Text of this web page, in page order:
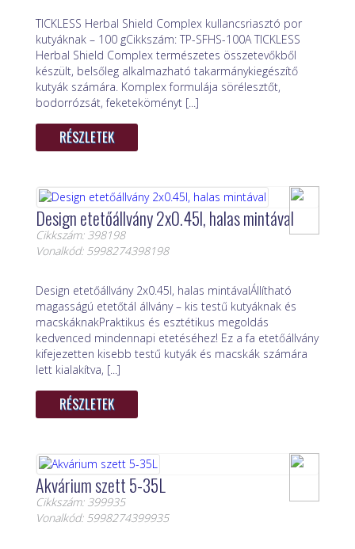
TICKLESS Herbal Shield Complex kullancsriasztó por
kutyáknak – 100 gCikkszám: TP-SFHS-100A TICKLESS
Herbal Shield Complex természetes összetevőkből
készült, belsőleg alkalmazható takarmánykiegészítő
kutyák számára. Komplex formulája sörélesztőt,
bodorrózsát, feketeköményt [...]
RÉSZLETEK
Design etetőállvány 2x0.45l, halas mintával
Cikkszám: 398198
Vonalkód: 5998274398198
Design etetőállvány 2x0.45l, halas mintávalÁllítható
magasságú etetőtál állvány – kis testű kutyáknak és
macskáknakPraktikus és esztétikus megoldás
kedvenced mindennapi etetéséhez! Ez a fa etetőállvány
kifejezetten kisebb testű kutyák és macskák számára
lett kialakítva, [...]
RÉSZLETEK
Akvárium szett 5-35L
Cikkszám: 399935
Vonalkód: 5998274399935